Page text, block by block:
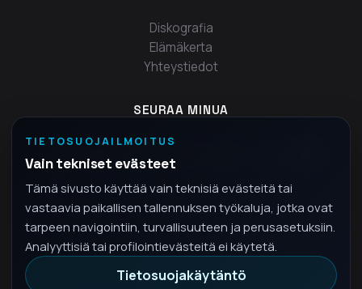
Diskografia
Elämäkerta
Yhteystiedot
SEURAA MINUA
TIETOSUOJAILMOITUS
Vain tekniset evästeet
Tämä sivusto käyttää vain teknisiä evästeitä tai
vastaavia paikallisen tallennuksen työkaluja, jotka ovat
tarpeen navigointiin, turvallisuuteen ja perusasetuksiin.
Analyyttisiä tai profilointievästeitä ei käytetä.
Tietosuojakäytäntö